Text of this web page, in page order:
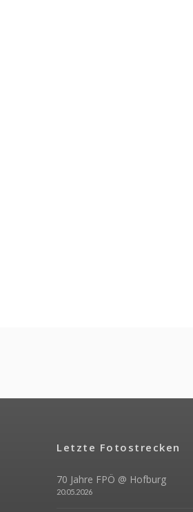
Letzte Fotostrecken
70 Jahre FPÖ @ Hofburg
20.05.2026